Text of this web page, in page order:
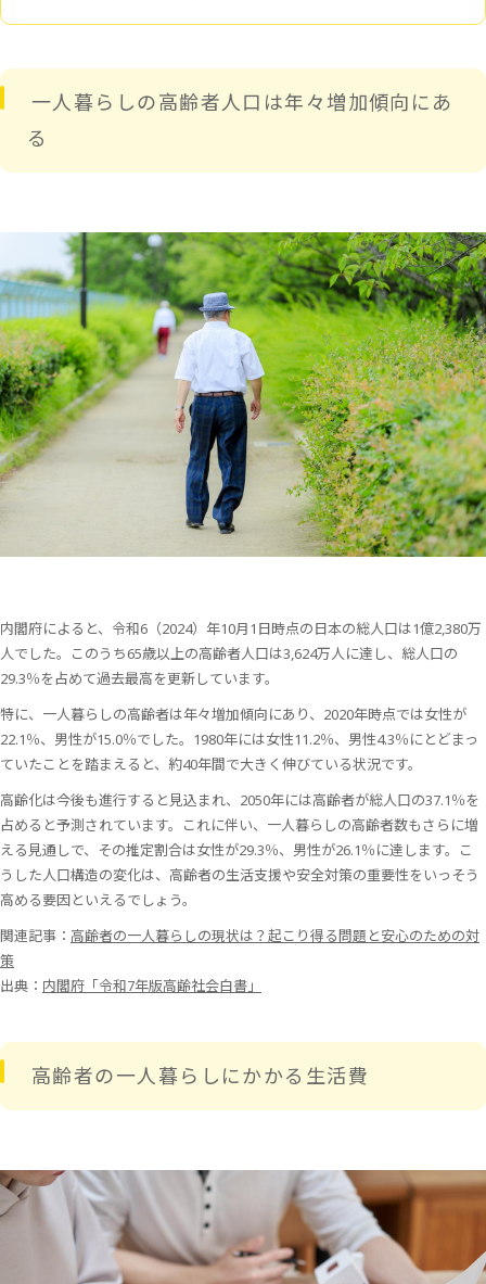
一人暮らしの高齢者人口は年々増加傾向にあ
る
内閣府によると、令和6（2024）年10月1日時点の日本の総人口は1億2,380万
人でした。このうち65歳以上の高齢者人口は3,624万人に達し、総人口の
29.3％を占めて過去最高を更新しています。
特に、一人暮らしの高齢者は年々増加傾向にあり、2020年時点では女性が
22.1％、男性が15.0％でした。1980年には女性11.2％、男性4.3％にとどまっ
ていたことを踏まえると、約40年間で大きく伸びている状況です。
高齢化は今後も進行すると見込まれ、2050年には高齢者が総人口の37.1％を
占めると予測されています。これに伴い、一人暮らしの高齢者数もさらに増
える見通しで、その推定割合は女性が29.3％、男性が26.1％に達します。こ
うした人口構造の変化は、高齢者の生活支援や安全対策の重要性をいっそう
高める要因といえるでしょう。
関連記事： 高齢者の一人暮らしの現状は？起こり得る問題と安心のための対
策
出典： 内閣府「令和7年版高齢社会白書」
高齢者の一人暮らしにかかる生活費